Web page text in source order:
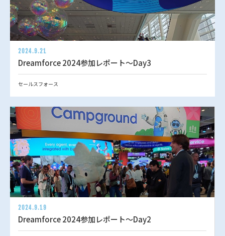
2024.9.21
Dreamforce 2024参加レポート～Day3
セールスフォース
2024.9.19
Dreamforce 2024参加レポート～Day2